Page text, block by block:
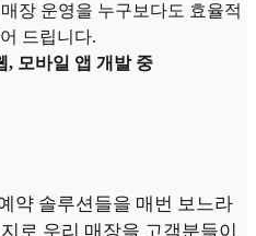
장 운영을 누구보다도 효율적
드립니다.
, 모바일 앱 개발 중
약 솔루션들을 매번 보느라
로 우리 매장을 고객분들이